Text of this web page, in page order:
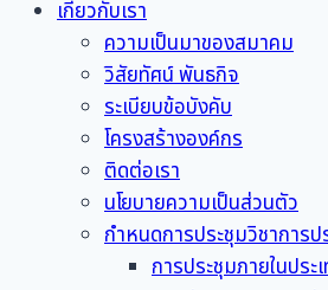
เกี่ยวกับเรา
ความเป็นมาของสมาคม
วิสัยทัศน์ พันธกิจ
ระเบียบข้อบังคับ
โครงสร้างองค์กร
ติดต่อเรา
นโยบายความเป็นส่วนตัว
กำหนดการประชุมวิชาการ
การประชุมภายในประ